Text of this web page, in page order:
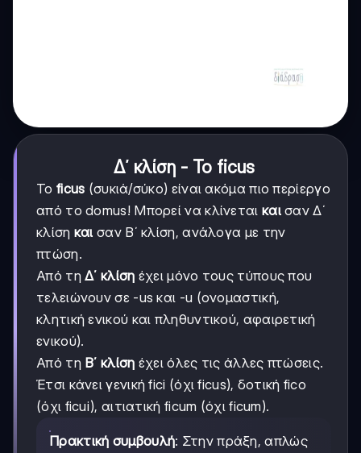
Δ΄ κλίση - Το ficus
Το ficus (συκιά/σύκο) είναι ακόμα πιο περίεργο
από το domus! Μπορεί να κλίνεται καισαν Δ΄
κλίση και σαν Β΄ κλίση, ανάλογα με την
πτώση.
Από τηΔ΄ κλίση έχει μόνο τους τύπους που
τελειώνουν σε -us και -u (ονομαστική,
κλητική ενικού και πληθυντικού, αφαιρετική
ενικού).
Από τη Β΄ κλίση έχει όλες τις άλλες πτώσεις.
Έτσι κάνει γενική fici (όχι ficus), δοτική fico
(όχι ficui), αιτιατική ficum (όχι ficum).
Πρακτική συμβουλή: Στην πράξη, απλώς